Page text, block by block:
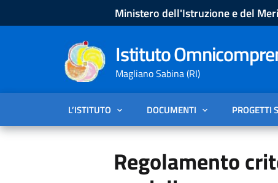
Ministero dell'Istruzione e del
Istituto
Magliano Sabina (RI)
L’ISTITUTO DOCUMENTI PROGETTI
Regolamento